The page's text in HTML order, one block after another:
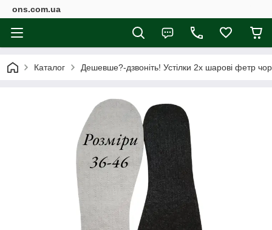
ons.com.ua
Каталог Дешевше?-дзвоніть! Устілки 2х шарові фетр